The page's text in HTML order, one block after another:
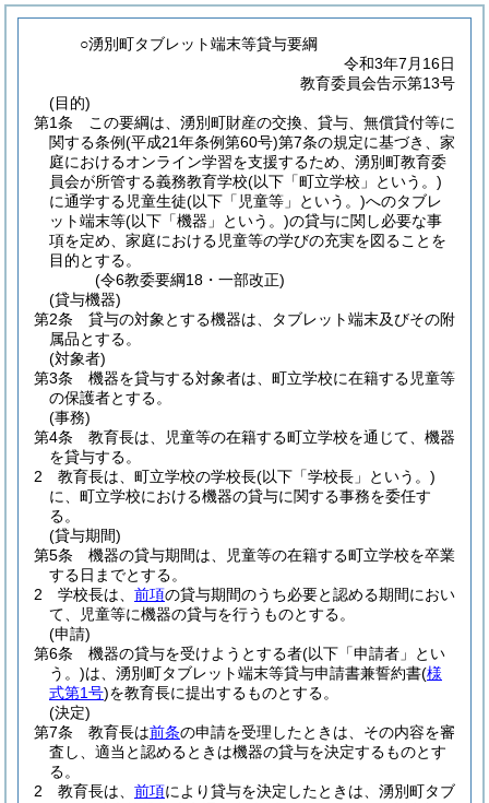
○湧別町タブレット端末等貸与要綱
令和3年7月16日
教育委員会告示第13号
(目的)
第1条
この要綱は、湧別町財産の交換、貸与、無償貸付等に
関する条例(平成21年条例第60号)第7条の規定に基づき、家
庭におけるオンライン学習を支援するため、湧別町教育委
員会が所管する義務教育学校(以下「町立学校」という。)
に通学する児童生徒(以下「児童等」という。)へのタブレ
ット端末等(以下「機器」という。)の貸与に関し必要な事
項を定め、家庭における児童等の学びの充実を図ることを
目的とする。
(令6教委要綱18・一部改正)
(貸与機器)
第2条
貸与の対象とする機器は、タブレット端末及びその附
属品とする。
(対象者)
第3条
機器を貸与する対象者は、町立学校に在籍する児童等
の保護者とする。
(事務)
第4条
教育長は、児童等の在籍する町立学校を通じて、機器
を貸与する。
2
教育長は、町立学校の学校長(以下「学校長」という。)
に、町立学校における機器の貸与に関する事務を委任す
る。
(貸与期間)
第5条
機器の貸与期間は、児童等の在籍する町立学校を卒業
する日までとする。
2
学校長は、 前項の貸与期間のうち必要と認める期間におい
て、児童等に機器の貸与を行うものとする。
(申請)
第6条
機器の貸与を受けようとする者(以下「申請者」とい
う。)は、湧別町タブレット端末等貸与申請書兼誓約書(様
式第1号)を教育長に提出するものとする。
(決定)
第7条
教育長は前条の申請を受理したときは、その内容を審
査し、適当と認めるときは機器の貸与を決定するものとす
る。
2
教育長は、 前項により貸与を決定したときは、湧別町タブ